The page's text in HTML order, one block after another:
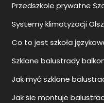
Przedszkole prywatne
Systemy klimatyzacji
Co to jest szkoła
Szklane balustrady
Jak myć szklane
Jak sie montuje